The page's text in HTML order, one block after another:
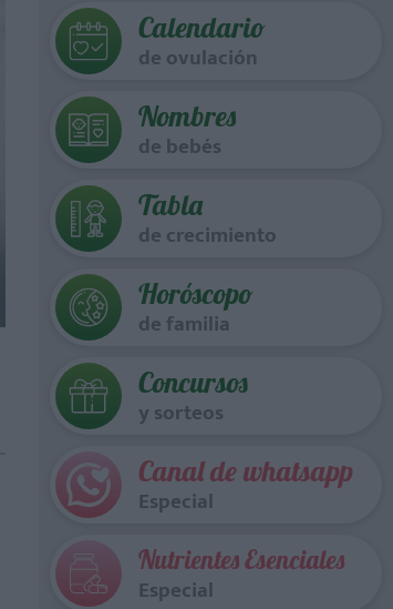
Calendario
de ovulación
Nombres
de bebés
Tabla
de crecimiento
Horóscopo
de familia
Concursos
y sorteos
Canal de whatsapp
Especial
Nutrientes Esenciales
Especial